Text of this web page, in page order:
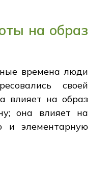
на образ
времена люди
своей
влияет на образ
она влияет на
и элементарную